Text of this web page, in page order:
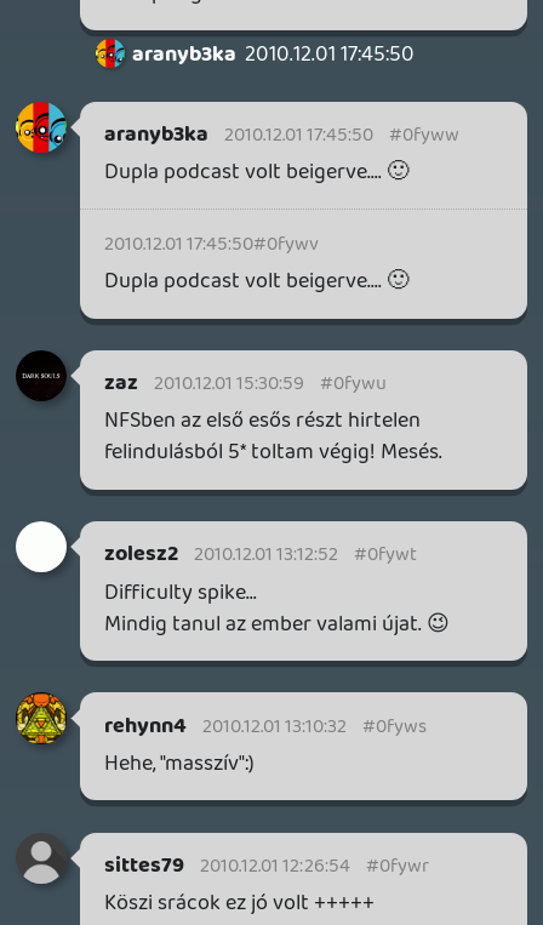
Nagyon jó volt! 🙂
Alwares 2010.11.30 20:30:28 #0fywl
A Mafia 2 az év egyik legkomolyabb pozitív
csalódása számomra, ritka az olyan játék
amit szívesen végigjátszok 2-szer. De a
Mafia 2 annyira jó volt, hogy egyből
története nem is tűnik annyira komolynak,
de közben végig annyira filmszerű az
egész és jók ezek a virtuális színészek.
Nehéz lesz év végén mi legyen az év
játéka? Egyszerűen annyi játék volt idén
amikre nem csak azt tudom mondani,
hogy igen ezek jó játékok voltak, hanem
teljesen odavoltam értük. Kezdve a Mass
Effect 2-vel, aztán RDR utána
sokkhatásként az Alan Wake, majd a Mafia
és a Super Mario Galaxy 2.
Én kifejezetten örülök, hogy kezdenek újra
előbukkanni a komoly történettel
rendelkező játékok, mivel én félig mint
"interaktív" filmeket szeretem a játékokat,
legyen valami súlya is annak, hogy mit
csinálok ott.
mcmacko 2010.11.30 20:19:51
OK, körbeértünk.
liquid
Az MTV pedig a Vivendié. Akik el akarják
adni a Harmonixot.